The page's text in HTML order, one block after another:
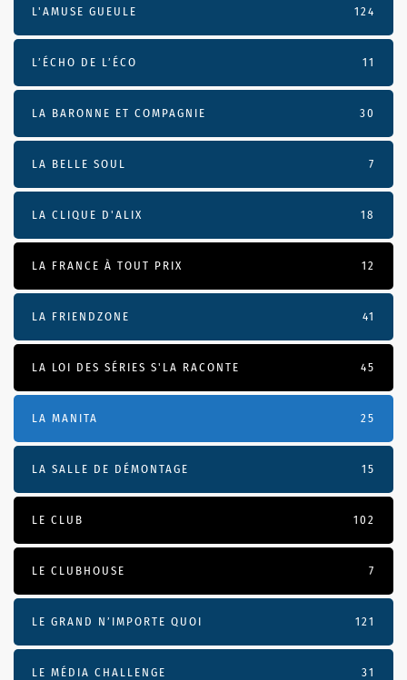
L'AMUSE GUEULE 124
L’ÉCHO DE L’ÉCO 11
LA BARONNE ET COMPAGNIE 30
LA BELLE SOUL 7
LA CLIQUE D'ALIX 18
LA FRANCE À TOUT PRIX 12
LA FRIENDZONE 41
LA LOI DES SÉRIES S'LA RACONTE 45
LA MANITA 25
LA SALLE DE DÉMONTAGE 15
LE CLUB 102
LE CLUBHOUSE 7
LE GRAND N’IMPORTE QUOI 121
LE MÉDIA CHALLENGE 31